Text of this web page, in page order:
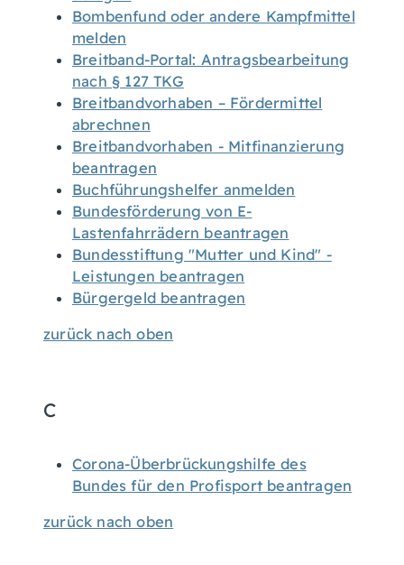
Bombenfund oder andere Kampfmittel
melden
Breitband-Portal: Antragsbearbeitung
nach § 127 TKG
Breitbandvorhaben – Fördermittel
abrechnen
Breitbandvorhaben - Mitfinanzierung
beantragen
Buchführungshelfer anmelden
Bundesförderung von E-
Lastenfahrrädern beantragen
Bundesstiftung "Mutter und Kind" -
Leistungen beantragen
Bürgergeld beantragen
zurück nach oben
C
Corona-Überbrückungshilfe des
Bundes für den Profisport beantragen
zurück nach oben